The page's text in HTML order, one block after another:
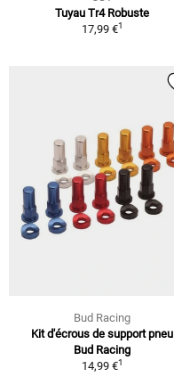
Tuyau Tr4 Robuste
17,99 €1
Bud Racing
Kit d'écrous de support pneu
Bud Racing
14,99 €1